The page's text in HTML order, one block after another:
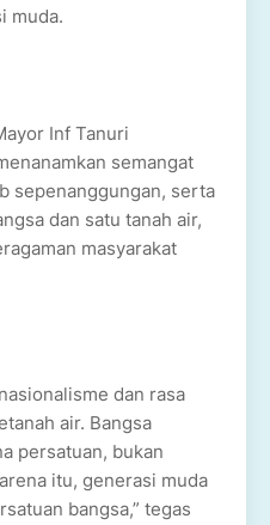
muda.
Inf Tanuri
semangat
sepenanggungan, serta
dan satu tanah air,
masyarakat
dan rasa
air. Bangsa
persatuan, bukan
itu, generasi muda
bangsa,” tegas